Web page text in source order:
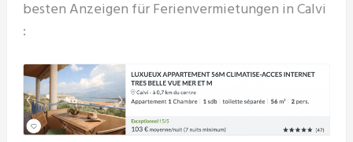
besten Anzeigen für Ferienvermietungen in Calvi
: